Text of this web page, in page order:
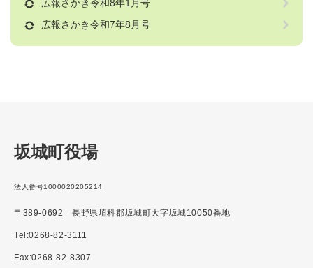
広報さかき令和8年1月号
広報さかき令和7年8月号
坂城町役場
法人番号1000020205214
〒389-0692 長野県埴科郡坂城町大字坂城10050番地
Tel:0268-82-3111
Fax:0268-82-8307